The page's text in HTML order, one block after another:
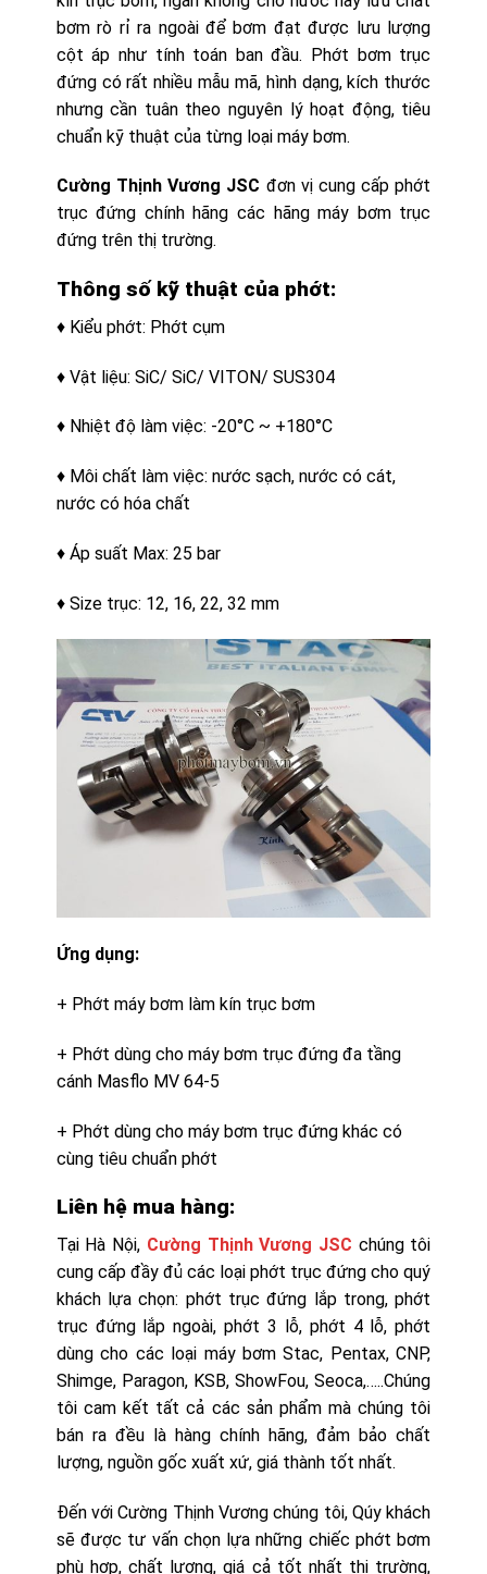
bơm rò rỉ ra ngoài để bơm đạt được lưu lượng
cột áp như tính toán ban đầu. Phớt bơm trục
đứng có rất nhiều mẫu mã, hình dạng, kích thước
nhưng cần tuân theo nguyên lý hoạt động, tiêu
chuẩn kỹ thuật của từng loại máy bơm.
Cường Thịnh Vương JSC đơn vị cung cấp phớt
trục đứng chính hãng các hãng máy bơm trục
đứng trên thị trường.
Thông số kỹ thuật của phớt:
♦ Kiểu phớt: Phớt cụm
♦ Vật liệu: SiC/ SiC/ VITON/ SUS304
♦ Nhiệt độ làm việc: -20°C ~ +180°C
♦ Môi chất làm việc: nước sạch, nước có cát,
nước có hóa chất
♦ Áp suất Max: 25 bar
♦ Size trục: 12, 16, 22, 32 mm
Ứng dụng:
+ Phớt máy bơm làm kín trục bơm
+ Phớt dùng cho máy bơm trục đứng đa tầng
cánh Masflo MV 64-5
+ Phớt dùng cho máy bơm trục đứng khác có
cùng tiêu chuẩn phớt
Liên hệ mua hàng:
Tại Hà Nội, Cường Thịnh Vương JSC chúng tôi
cung cấp đầy đủ các loại phớt trục đứng cho quý
khách lựa chọn: phớt trục đứng lắp trong, phớt
trục đứng lắp ngoài, phớt 3 lỗ, phớt 4 lỗ, phớt
dùng cho các loại máy bơm Stac, Pentax, CNP,
Shimge, Paragon, KSB, ShowFou, Seoca,…..Chúng
tôi cam kết tất cả các sản phẩm mà chúng tôi
bán ra đều là hàng chính hãng, đảm bảo chất
lượng, nguồn gốc xuất xứ, giá thành tốt nhất.
Đến với Cường Thịnh Vương chúng tôi, Qúy khách
sẽ được tư vấn chọn lựa những chiếc phớt bơm
phù hợp, chất lượng, giá cả tốt nhất thị trường,